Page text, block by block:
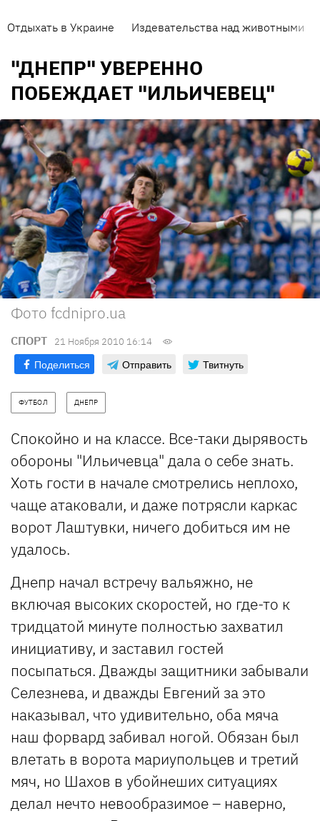
Отдыхать в Украине Издевательства над животными
"ДНЕПР" УВЕРЕННО
ПОБЕЖДАЕТ "ИЛЬИЧЕВЕЦ"
Фото fcdnipro.ua
СПОРТ 21 Ноября 2010 16:14
Поделиться Отправить Твитнуть
ФУТБОЛ ДНЕПР
Спокойно и на классе. Все-таки дырявость
обороны "Ильичевца" дала о себе знать.
Хоть гости в начале смотрелись неплохо,
чаще атаковали, и даже потрясли каркас
ворот Лаштувки, ничего добиться им не
удалось.
Днепр начал встречу вальяжно, не
включая высоких скоростей, но где-то к
тридцатой минуте полностью захватил
инициативу, и заставил гостей
посыпаться. Дважды защитники забывали
Селезнева, и дважды Евгений за это
наказывал, что удивительно, оба мяча
наш форвард забивал ногой. Обязан был
влетать в ворота мариупольцев и третий
мяч, но Шахов в убойнеших ситуациях
делал нечто невообразимое – наверно,